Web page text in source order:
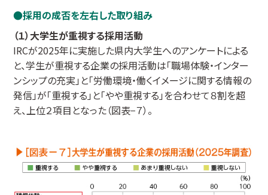
採用の成否を左右した取り組み
（１）大学生が重視する採用活動
IRCが2025年に実施した県内大学生へのアンケートによる
と、学生が重視する企業の採用活動は「職場体験・インター
ンシップの充実」と「労働環境・働くイメージに関する情報の
発信」が「重視する」と「やや重視する」を合わせて８割を超
え、上位２項目となった（図表−７）。